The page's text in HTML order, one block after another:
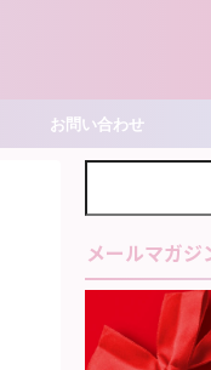
お問い合わせ
メールマガジ